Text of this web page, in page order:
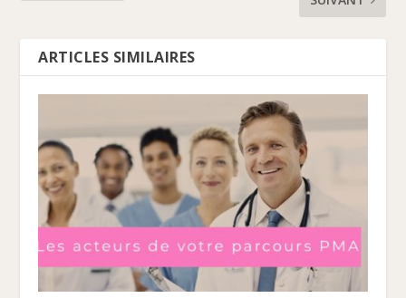
ARTICLES SIMILAIRES